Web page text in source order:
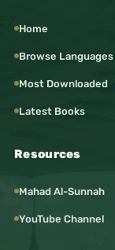
Home
Browse Languages
Most Downloaded
Latest Books
Resources
Mahad Al-Sunnah
YouTube Channel